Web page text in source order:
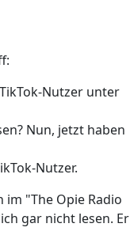
Nutzer unter
Nun, jetzt haben
Nutzer.
im "The Opie Radio
gar nicht lesen. Er